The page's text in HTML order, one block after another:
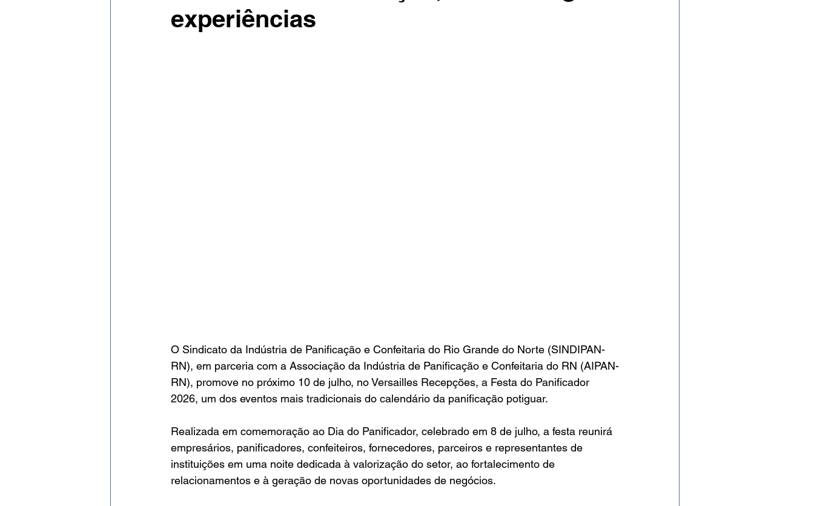
experiências
O Sindicato da Indústria de Panificação e Confeitaria do Rio Grande do Norte (SINDIPAN-
RN), em parceria com a Associação da Indústria de Panificação e Confeitaria do RN (AIPAN-
RN), promove no próximo 10 de julho, no Versailles Recepções, a Festa do Panificador
2026, um dos eventos mais tradicionais do calendário da panificação potiguar.
Realizada em comemoração ao Dia do Panificador, celebrado em 8 de julho, a festa reunirá
empresários, panificadores, confeiteiros, fornecedores, parceiros e representantes de
instituições em uma noite dedicada à valorização do setor, ao fortalecimento de
relacionamentos e à geração de novas oportunidades de negócios.